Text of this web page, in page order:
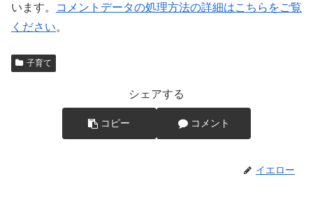
います。
コメントデータの処理方法の詳細はこちらをご覧
ください。
子育て
シェアする
コピー コメント
イエロー